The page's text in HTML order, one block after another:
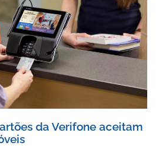
da Verifone aceitam